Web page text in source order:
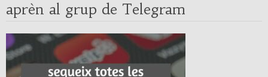
aprèn al grup de Telegram